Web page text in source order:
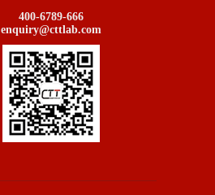
400-6789-666
enquiry@cttlab.com